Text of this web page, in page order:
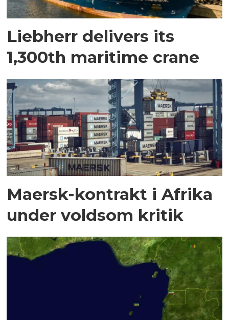
Liebherr delivers its
1,300th maritime crane
Maersk-kontrakt i Afrika
under voldsom kritik